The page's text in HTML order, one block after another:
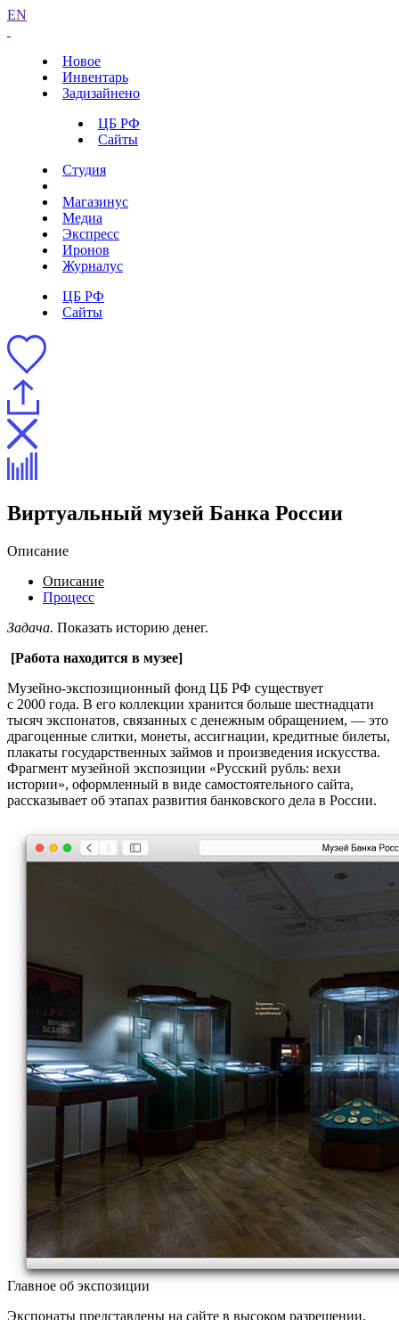
EN
Новое
Инвентарь
Задизайнено
ЦБ РФ
Сайты
Студия
Магазинус
Медиа
Экспресс
Иронов
Журналус
ЦБ РФ
Сайты
Виртуальный музей Банка России
Описание
Описание
Процесс
Задача. Показать историю денег.
[Работа находится в музее]
Музейно-экспозиционный фонд ЦБ РФ существует
с 2000 года. В его коллекции хранится больше шестнадцати
тысяч экспонатов, связанных с денежным обращением, — это
драгоценные слитки, монеты, ассигнации, кредитные билеты,
плакаты государственных займов и произведения искусства.
Фрагмент музейной экспозиции «Русский рубль: вехи
истории», оформленный в виде самостоятельного сайта,
рассказывает об этапах развития банковского дела в России.
Главное об экспозиции
Экспонаты представлены на сайте в высоком разрешении,